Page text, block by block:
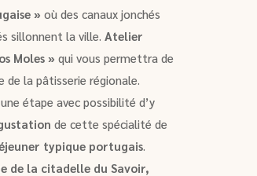
» où des canaux jonchés
sillonnent la ville. Atelier
Moles » qui vous permettra de
de la pâtisserie régionale.
étape avec possibilité d’y
de cette spécialité de
typique portugais.
de la citadelle du Savoir,